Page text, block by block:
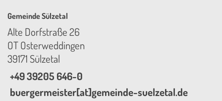
Gemeinde Sülzetal
Alte Dorfstraße 26
OT Osterweddingen
39171 Sülzetal
+49 39205 646-0
buergermeister[at]gemeinde-suelzetal.de